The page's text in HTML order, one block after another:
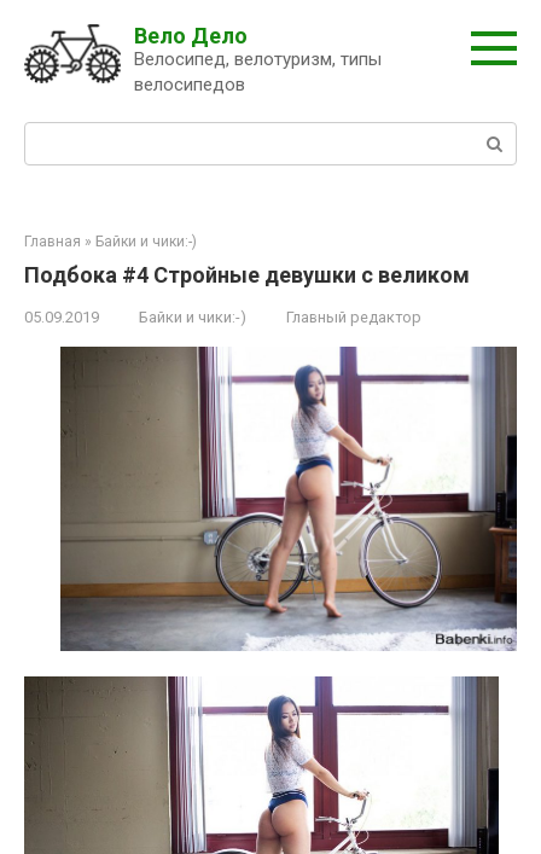
контенту
Вело Дело
Велосипед, велотуризм, типы
велосипедов
Главная » Байки и чики:-)
Подбока #4 Стройные девушки с великом
05.09.2019 Байки и чики:-) Главный редактор